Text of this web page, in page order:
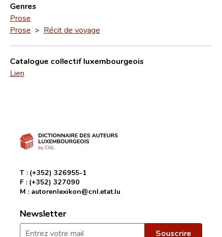
Genres
Prose
Prose > Récit de voyage
Catalogue collectif luxembourgeois
Lien
T : (+352) 326955-1
F : (+352) 327090
M : autorenlexikon@cnl.etat.lu
Newsletter